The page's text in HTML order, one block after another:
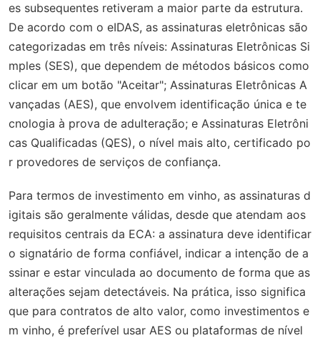
es subsequentes retiveram a maior parte da estrutura.
De acordo com o eIDAS, as assinaturas eletrônicas são
categorizadas em três níveis: Assinaturas Eletrônicas Si
mples (SES), que dependem de métodos básicos como
clicar em um botão "Aceitar"; Assinaturas Eletrônicas A
vançadas (AES), que envolvem identificação única e te
cnologia à prova de adulteração; e Assinaturas Eletrôni
cas Qualificadas (QES), o nível mais alto, certificado po
r provedores de serviços de confiança.
Para termos de investimento em vinho, as assinaturas d
igitais são geralmente válidas, desde que atendam aos
requisitos centrais da ECA: a assinatura deve identificar
o signatário de forma confiável, indicar a intenção de a
ssinar e estar vinculada ao documento de forma que as
alterações sejam detectáveis. Na prática, isso significa
que para contratos de alto valor, como investimentos e
m vinho, é preferível usar AES ou plataformas de nível